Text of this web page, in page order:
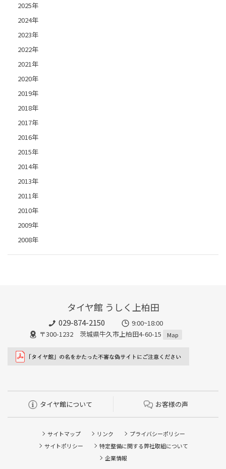
2025年
2024年
2023年
2022年
2021年
2020年
2019年
2018年
2017年
2016年
2015年
2014年
2013年
2011年
2010年
2009年
2008年
タイヤ館 うしく上柏田
029-874-2150
9:00~18:00
〒300-1232 茨城県牛久市上柏田4-60-15
Map
タイヤ館について お客様の声
サイトマップ リンク
プライバシーポリシー
サイトポリシー
特定整備に関する弊社取組について
企業情報